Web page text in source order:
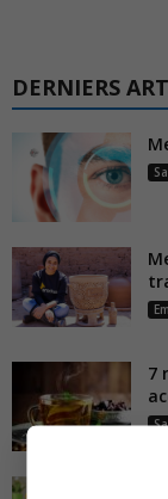
DERNIERS
7